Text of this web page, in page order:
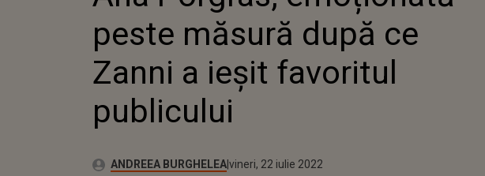
peste măsură după ce
Zanni a ieșit favoritul
publicului
Autor:ANDREEA BURGHELEAPublicat:
luni, 12 aprilie 2021
Actualizat:
vineri, 22 iulie 2022